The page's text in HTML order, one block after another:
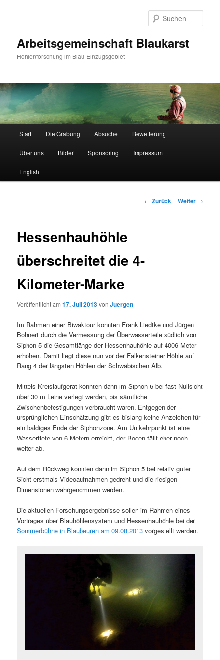
Arbeitsgemeinschaft Blaukarst
Höhlenforschung im Blau-Einzugsgebiet
Zum
Inhalt
wechseln
Start Die Grabung Absuche Bewetterung
Über uns Bilder Sponsoring Impressum
English
Beitrags-
← Zurück Weiter →
Hessenhauhöhle
überschreitet die 4-
Kilometer-Marke
Veröffentlicht am17. Juli 2013vonJuergen
Im Rahmen einer Biwaktour konnten Frank Liedtke und Jürgen
Bohnert durch die Vermessung der Überwasserteile südlich von
Siphon 5 die Gesamtlänge der Hessenhauhöhle auf 4006 Meter
erhöhen. Damit liegt diese nun vor der Falkensteiner Höhle auf
Rang 4 der längsten Höhlen der Schwäbischen Alb.
Mittels Kreislaufgerät konnten dann im Siphon 6 bei fast Nullsicht
über 30 m Leine verlegt werden, bis sämtliche
Zwischenbefestigungen verbraucht waren. Entgegen der
ursprünglichen Einschätzung gibt es bislang keine Anzeichen für
ein baldiges Ende der Siphonzone. Am Umkehrpunkt ist eine
Wassertiefe von 6 Metern erreicht, der Boden fällt eher noch
weiter ab.
Auf dem Rückweg konnten dann im Siphon 5 bei relativ guter
Sicht erstmals Videoaufnahmen gedreht und die riesigen
Dimensionen wahrgenommen werden.
Die aktuellen Forschungsergebnisse sollen im Rahmen eines
Vortrages über Blauhöhlensystem und Hessenhauhöhle bei der
Sommerbühne in Blaubeuren am 09.08.2013vorgestellt werden.